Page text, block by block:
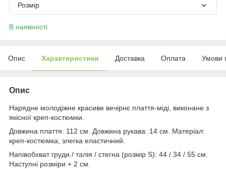
Розмір
В наявності
Опис Характеристики Доставка Оплата Умови
Опис
Нарядне молодіжне красиве вечірнє плаття-міді, виконане з
якісної креп-костюмки.
Довжина плаття: 112 см. Довжина рукава: 14 см. Матеріал:
креп-костюмка, злегка еластичний.
Напівобхват груди / талія / стегна (розмір S): 44 / 34 / 55 см.
Наступні розміри + 2 см.